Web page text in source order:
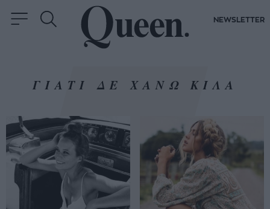
NEWSLETTER
ΓΙΑΤΙ ΔΕ ΧΑΝΩ ΚΙΛΑ